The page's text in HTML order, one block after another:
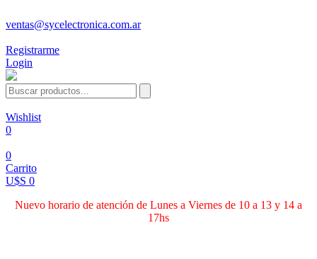
ventas@sycelectronica.com.ar
Registrarme
Login
Wishlist
0
0
Carrito
U$S 0
Nuevo horario de atención de Lunes a Viernes de 10 a 13 y 14 a
17hs